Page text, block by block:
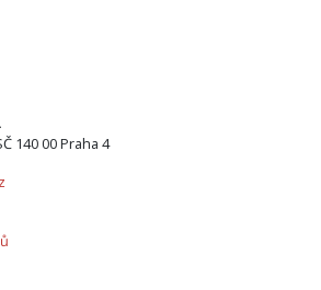
140 00 Praha 4